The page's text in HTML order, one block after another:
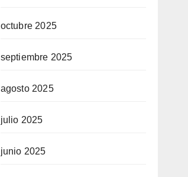
octubre 2025
septiembre 2025
agosto 2025
julio 2025
junio 2025